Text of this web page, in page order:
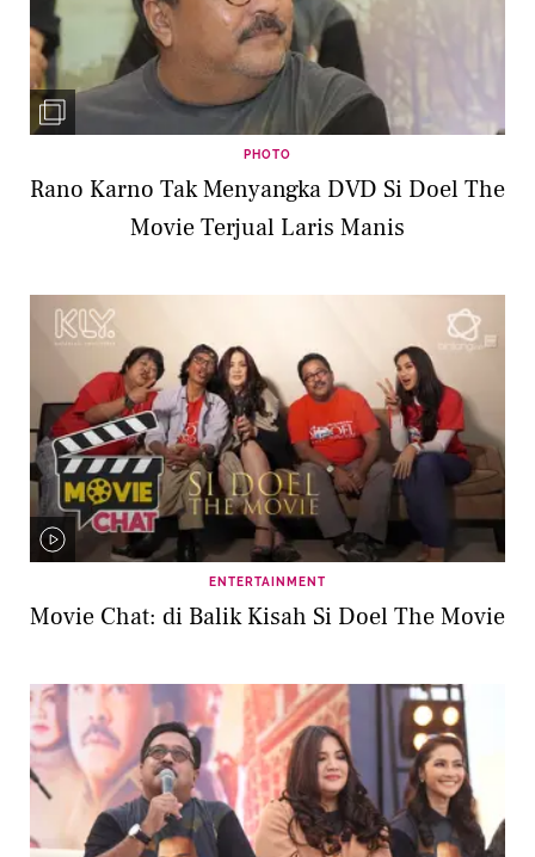
PHOTO
Rano Karno Tak Menyangka DVD Si Doel The
Movie Terjual Laris Manis
ENTERTAINMENT
Movie Chat: di Balik Kisah Si Doel The Movie